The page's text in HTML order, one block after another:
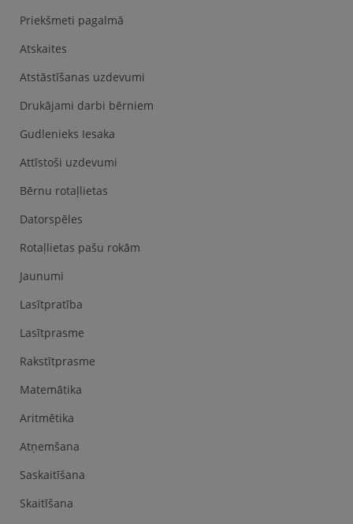
Priekšmeti pagalmā
Atskaites
Atstāstīšanas uzdevumi
Drukājami darbi bērniem
Gudlenieks Iesaka
Attīstoši uzdevumi
Bērnu rotaļlietas
Datorspēles
Rotaļlietas pašu rokām
Jaunumi
Lasītpratība
Lasītprasme
Rakstītprasme
Matemātika
Aritmētika
Atņemšana
Saskaitīšana
Skaitīšana